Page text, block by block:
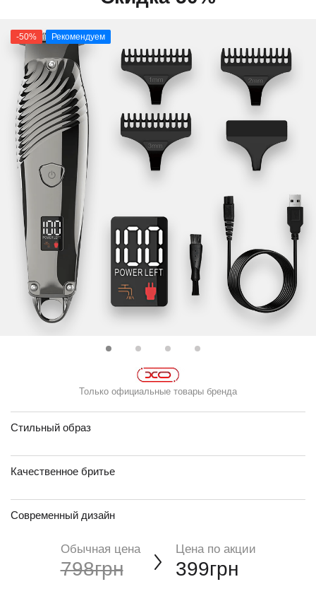
-50% Рекомендуем
Только официальные товары бренда
Стильный образ
Качественное бритье
Современный дизайн
Обычная цена
798грн
Цена по акции
399грн